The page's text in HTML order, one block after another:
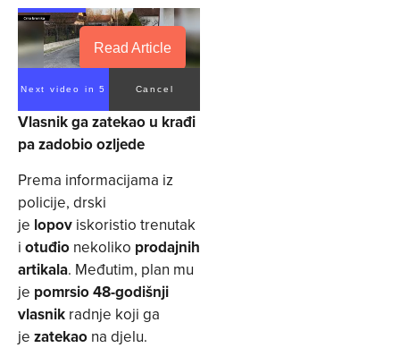
Read Article
Next video in 5 Cancel
Vlasnik ga zatekao u krađi
pa zadobio ozljede
Prema informacijama iz
policije, drski
je lopov iskoristio trenutak
i otuđio nekoliko prodajnih
artikala. Međutim, plan mu
je pomrsio 48-godišnji
vlasnik radnje koji ga
je zatekao na djelu.